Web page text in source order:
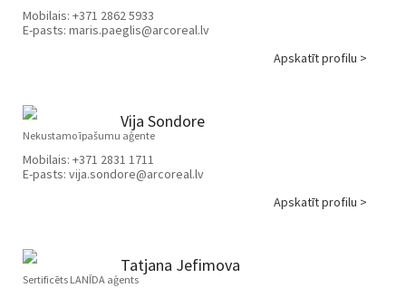
Mobilais: +371 2862 5933
E-pasts: maris.paeglis@arcoreal.lv
Apskatīt profilu >
Vija Sondore
Nekustamo īpašumu aģente
Mobilais: +371 2831 1711
E-pasts: vija.sondore@arcoreal.lv
Apskatīt profilu >
Tatjana Jefimova
Sertificēts LANĪDA aģents